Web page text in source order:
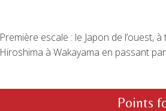
Première escale : le Japon de l’ouest,
Hiroshima à Wakayama en passant
Points